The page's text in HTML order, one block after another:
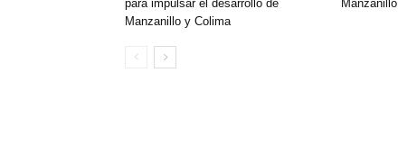
para impulsar el desarrollo de
Manzanillo y Colima
Manzanillo